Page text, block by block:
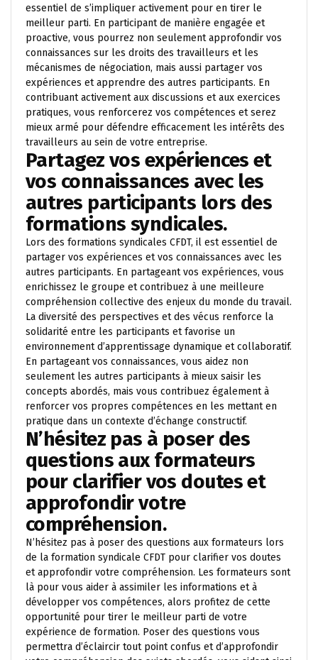
essentiel de s’impliquer activement pour en tirer le
meilleur parti. En participant de manière engagée et
proactive, vous pourrez non seulement approfondir vos
connaissances sur les droits des travailleurs et les
mécanismes de négociation, mais aussi partager vos
expériences et apprendre des autres participants. En
contribuant activement aux discussions et aux exercices
pratiques, vous renforcerez vos compétences et serez
mieux armé pour défendre efficacement les intérêts des
travailleurs au sein de votre entreprise.
Partagez vos expériences et
vos connaissances avec les
autres participants lors des
formations syndicales.
Lors des formations syndicales CFDT, il est essentiel de
partager vos expériences et vos connaissances avec les
autres participants. En partageant vos expériences, vous
enrichissez le groupe et contribuez à une meilleure
compréhension collective des enjeux du monde du travail.
La diversité des perspectives et des vécus renforce la
solidarité entre les participants et favorise un
environnement d’apprentissage dynamique et collaboratif.
En partageant vos connaissances, vous aidez non
seulement les autres participants à mieux saisir les
concepts abordés, mais vous contribuez également à
renforcer vos propres compétences en les mettant en
pratique dans un contexte d’échange constructif.
N’hésitez pas à poser des
questions aux formateurs
pour clarifier vos doutes et
approfondir votre
compréhension.
N’hésitez pas à poser des questions aux formateurs lors
de la formation syndicale CFDT pour clarifier vos doutes
et approfondir votre compréhension. Les formateurs sont
là pour vous aider à assimiler les informations et à
développer vos compétences, alors profitez de cette
opportunité pour tirer le meilleur parti de votre
expérience de formation. Poser des questions vous
permettra d’éclaircir tout point confus et d’approfondir